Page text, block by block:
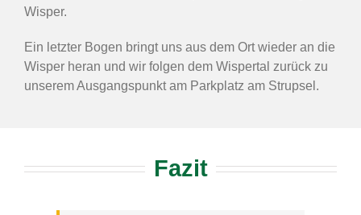
Wisper.
Ein letzter Bogen bringt uns aus dem Ort wieder an die
Wisper heran und wir folgen dem Wispertal zurück zu
unserem Ausgangspunkt am Parkplatz am Strupsel.
Fazit